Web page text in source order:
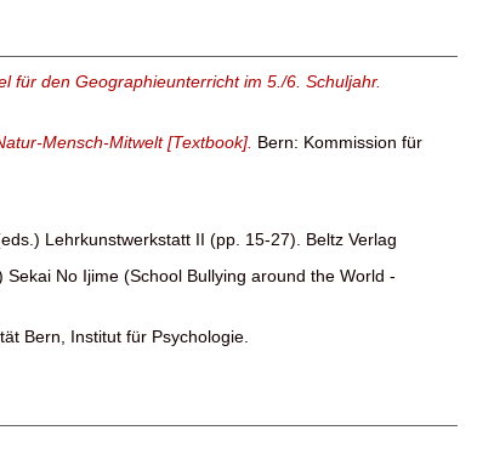
für den Geographieunterricht im 5./6. Schuljahr.
Mensch-Mitwelt [Textbook]. Bern: Kommission für
Lehrkunstwerkstatt II (pp. 15-27). Beltz Verlag
Sekai No Ijime (School Bullying around the World -
Bern, Institut für Psychologie.